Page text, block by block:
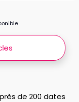
de 200 dates